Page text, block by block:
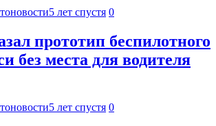
5 лет спустя 0
прототип беспилотного
без места для водителя
5 лет спустя 0